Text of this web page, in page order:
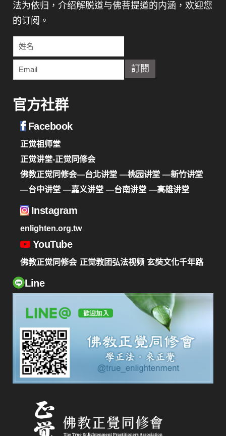
法为依归，介绍解脱道与佛菩提道的内涵，欢迎您
的订阅。
官方社群
Facebook
正觉祖师堂
正觉讲堂-正觉同修会
佛教正觉同修会—台北讲堂 —桃园讲堂 —新竹讲堂
—台中讲堂 —嘉义讲堂 —台南讲堂 —高雄讲堂
Instagram
enlighten.org.tw
YouTube
佛教正觉同修会 正觉教团弘法视频 玄奘文化千年路
Line